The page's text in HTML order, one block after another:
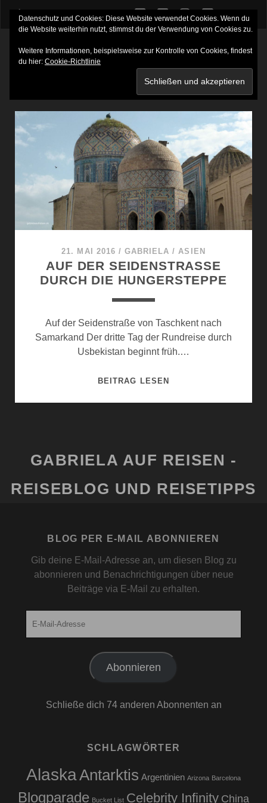
twitterfacebookinstagram
youtube
21. MAI 2016 / GABRIELA /ASIEN
AUF DER SEIDENSTRASSE D
URCH DIE HUNGERSTEPPE
Auf der Seidenstraße von Taschkent nach
Samarkand Der dritte Tag der Rundreise durch
Usbekistan beginnt früh.…
BEITRAG LESENAUF
GABRIELA AUF REISEN -
REISEBLOG UND REISETIPPS
BLOG PER E-MAIL ABONNIEREN
Gib deine E-Mail-Adresse an, um diesen Blog zu
abonnieren und Benachrichtigungen über neue
Beiträge via E-Mail zu erhalten.
Abonnieren
Schließe dich 74 anderen Abonnenten an
SCHLAGWÖRTER
AlaskaAntarktis Argentinien Arizona Barcelona
Blogparade Bucket List Celebrity Infinity China
Datenschutz und Cookies: Diese Website verwendet Cookies. Wenn du
die Website weiterhin nutzt, stimmst du der Verwendung von Cookies zu.
Weitere Informationen, beispielsweise zur Kontrolle von Cookies, findest
du hier: Cookie-Richtlinie